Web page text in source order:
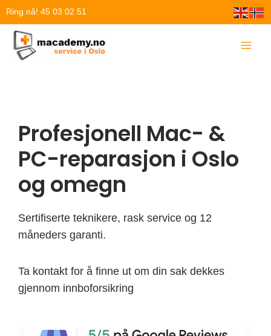
Hopp
innholdet
Ring nå! 45 03 02 51
Profesjonell Mac- &
PC-reparasjon i Oslo
og omegn
Sertifiserte teknikere, rask service og 12
måneders garanti.
Ta kontakt for å finne ut om din sak dekkes
gjennom innboforsikring